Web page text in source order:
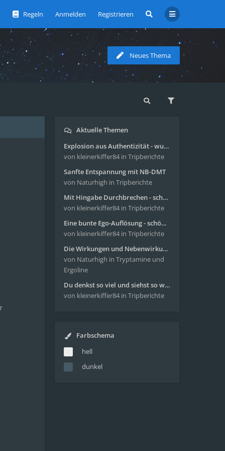
Regeln Anmelden Registrieren
Neues Thema
Aktuelle Themen
Explosion aus Authentizität - wunderbare Reise mit 4g Pilze
von kleinerkiffer84 in Tripberichte
Sanfte Entspannung mit NB-DMT
von Naturhigh in Tripberichte
Mit Hingabe Durchbrechen - schöne Reise mit 4g Pilze
von kleinerkiffer84 in Tripberichte
Eine bunte Ego-Auflösung - schöne Reise mit 4-AcO-DMT
von kleinerkiffer84 in Tripberichte
Die Wirkungen und Nebenwirkungen von LSD
von Naturhigh in Tryptamine und
Ergoline
Du denkst so viel und siehst so wenig - wunderbare Reise mit 4g Pilze
von kleinerkiffer84 in Tripberichte
Farbschema
hell
dunkel